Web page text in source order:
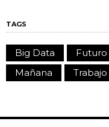
TAGS
Big Data Futuro
Mañana
Trabajo